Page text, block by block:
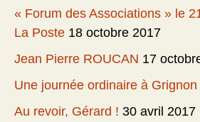
« Forum des Associations » le
La Poste 18 octobre 2017
Jean Pierre ROUCAN 17
Une journée ordinaire à Grignon
Au revoir, Gérard ! 30 avril 2017